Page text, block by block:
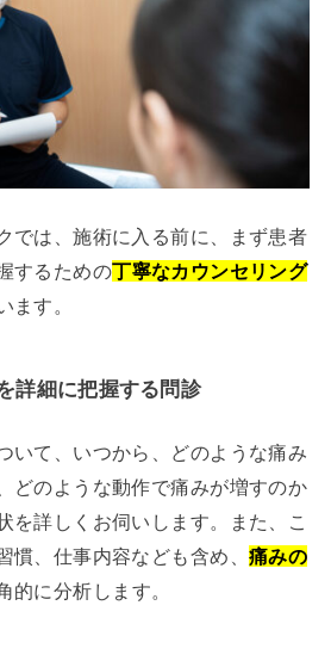
では、施術に入る前に、まず患者
するための丁寧なカウンセリング
ます。
詳細に把握する問診
いて、いつから、どのような痛み
どのような動作で痛みが増すのか
を詳しくお伺いします。また、こ
慣、仕事内容なども含め、 痛みの
的に分析します。